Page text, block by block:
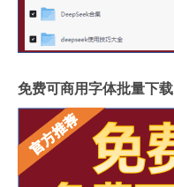
免费可商用字体批量下载